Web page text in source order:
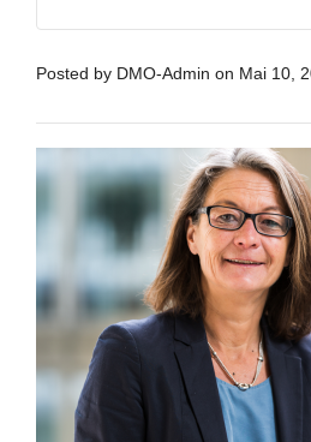
Posted by DMO-Admin on Mai 10,